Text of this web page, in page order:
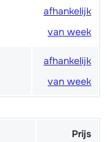
afhankelijk
van week
afhankelijk
van week
Prijs